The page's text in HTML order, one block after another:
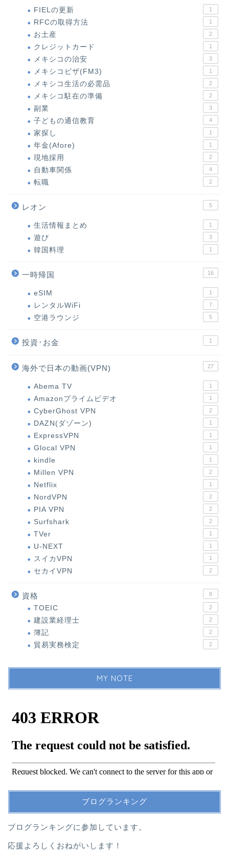
FIELの更新 1
RFCの取得方法 1
お土産 2
クレジットカード 1
メキシコの治安 3
メキシコビザ(FM3) 1
メキシコ生活の必需品 2
メキシコ駐在の準備 2
副業 3
子どもの通信教育 4
家探し 1
年金(Afore) 1
現地採用 2
自動車関係 4
転職 2
レオン 5
生活情報まとめ 1
遊び 3
韓国料理 1
一時帰国 16
eSIM 1
レンタルWiFi 7
空港ラウンジ 5
投資･お金 1
海外で日本の動画(VPN) 27
Abema TV 1
Amazonプライムビデオ 1
CyberGhost VPN 2
DAZN(ダゾーン) 1
ExpressVPN 1
Glocal VPN 1
kindle 1
Millen VPN 2
Netflix 1
NordVPN 2
PIA VPN 2
Surfshark 2
TVer 1
U-NEXT 1
スイカVPN 1
セカイVPN 2
資格 8
TOEIC 2
建設業経理士 2
簿記 2
貿易実務検定 2
MY NOTE
ブログランキング
ブログランキングに参加しています。
応援よろしくおねがいします！